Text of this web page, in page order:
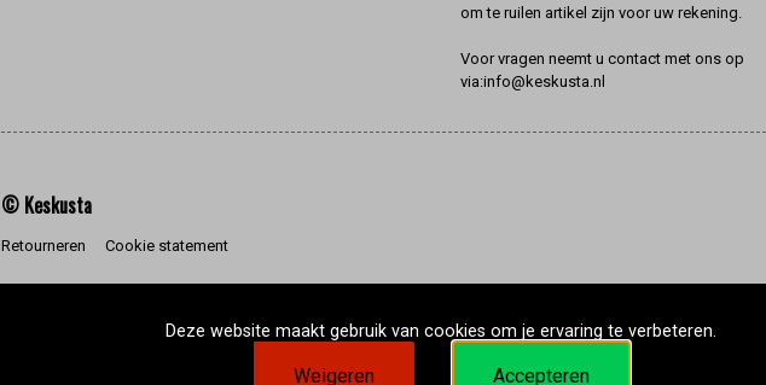
om te ruilen artikel zijn voor uw rekening.
Voor vragen neemt u contact met ons op
via:info@keskusta.nl
© Keskusta
Retourneren Cookie statement
Deze website maakt gebruik van cookies om je ervaring te verbeteren.
Weigeren Accepteren